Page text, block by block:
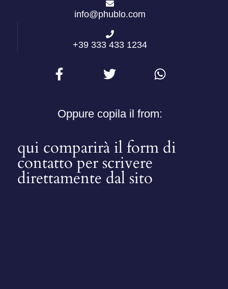
info@phublo.com
+39 333 433 1234
Oppure copila il from:
qui comparirà il form di
contatto per scrivere
direttamente dal sito